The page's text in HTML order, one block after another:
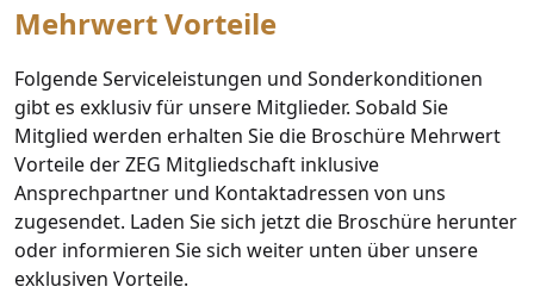
Mehrwert Vorteile
Folgende Serviceleistungen und Sonderkonditionen
gibt es exklusiv für unsere Mitglieder. Sobald Sie
Mitglied werden erhalten Sie die Broschüre Mehrwert
Vorteile der ZEG Mitgliedschaft inklusive
Ansprechpartner und Kontaktadressen von uns
zugesendet. Laden Sie sich jetzt die Broschüre herunter
oder informieren Sie sich weiter unten über unsere
exklusiven Vorteile.